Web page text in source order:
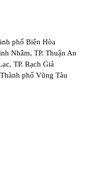
phố Biên Hòa
Nhâm, TP. Thuận An
TP. Rạch Giá
phố Vũng Tàu